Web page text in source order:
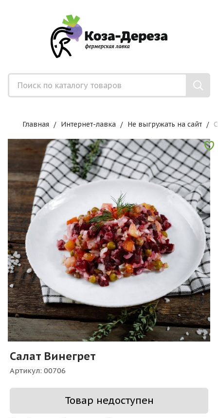
Главная Интернет-лавка Не выгружать на сайт
Салат Винегрет
Артикул: 00706
Товар недоступен